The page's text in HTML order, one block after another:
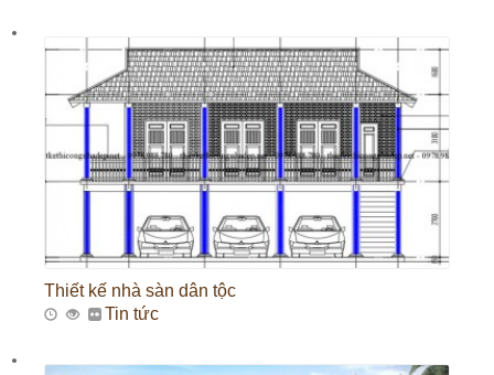
Thiết kế nhà sàn dân tộc
Tin tức